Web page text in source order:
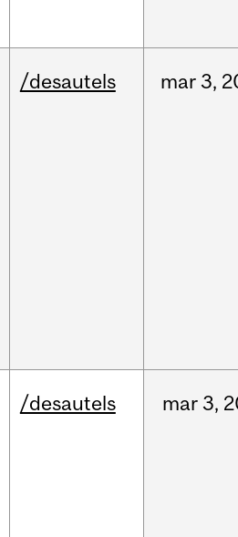
/desautels mar3,
/desautels mar 3,